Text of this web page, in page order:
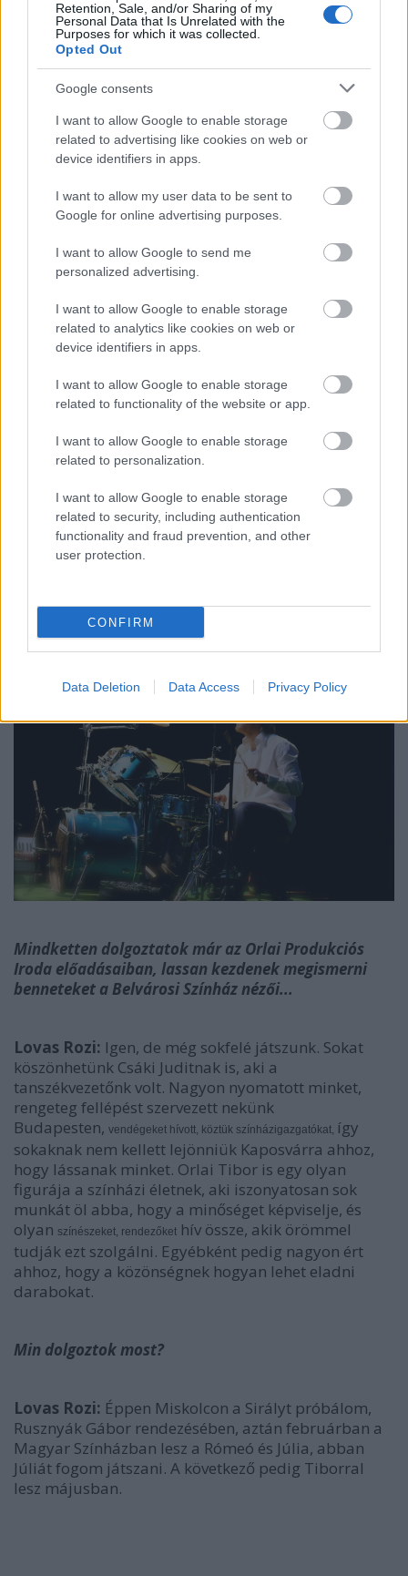
Retention, Sale, and/or Sharing of my
Personal Data that Is Unrelated with the
Purposes for which it was collected.
Opted Out
Google consents
I want to allow Google to enable storage
related to advertising like cookies on web or
device identifiers in apps.
I want to allow my user data to be sent to
Google for online advertising purposes.
I want to allow Google to send me
personalized advertising.
I want to allow Google to enable storage
related to analytics like cookies on web or
device identifiers in apps.
I want to allow Google to enable storage
related to functionality of the website or app.
I want to allow Google to enable storage
related to personalization.
I want to allow Google to enable storage
related to security, including authentication
functionality and fraud prevention, and other
user protection.
CONFIRM
Data Deletion Data Access Privacy Policy
Lábodi Ádám:Nagyon szerettük volna, ha ez az est
már januárban meg tud történni, de az
osztálytársak és a Belvárosi Színház is annyira
leterhelt, hogy csak március végére, 31-ére sikerült
maradt időnk arra, hogy a produkcióval
foglalkozzunk.
Mennyit fogtok alakítani rajta?
Lovas Rozi:Ahogy magunkat ismerem, biztos
kitalálunk valamit, biztos felfrissítjük a dolgot. Nem
az a cél, hogy mindent pontosan ugyanúgy
csináljunk, mint régen. A bemutató óta eltelt egy
csomó idő, és ha újra meghalljuk a zenéket, az új
ötletek maguktól fognak jönni. Változik a dalok
sorrendje is. Egy olyan estet szeretnénk összeállítani,
ami most érvényes, érdekes számunkra.
Lábodi Ádám:Már akkor, amikor bemutattuk az
Azóta az osztályból nagyon sokan foglalkozunk
aktívan zenével, tehát az elmúlt három évben
mindannyian fejlődtünk. Van egy saját zenekarunk,
amivel szoktunk koncertezni, és a próbák is jobban
Mindketten dolgoztatok már az Orlai Produkciós
Iroda előadásaiban, lassan kezdenek megismerni
benneteket a Belvárosi Színház nézői...
Lovas Rozi: Igen, de még sokfelé játszunk. Sokat
köszönhetünk Csáki Juditnak is, aki a
tanszékvezetőnk volt. Nagyon nyomatott minket,
rengeteg fellépést szervezett nekünk
Budapesten, vendégeket hívott, köztük színházigazgatókat, így
sokaknak nem kellett lejönniük Kaposvárra ahhoz,
hogy lássanak minket. Orlai Tibor is egy olyan
figurája a színházi életnek, aki iszonyatosan sok
munkát öl abba, hogy a minőséget képviselje, és
olyan színészeket, rendezőket hív össze, akik örömmel
tudják ezt szolgálni. Egyébként pedig nagyon ért
ahhoz, hogy a közönségnek hogyan lehet eladni
darabokat.
Min dolgoztok most?
Lovas Rozi: Éppen Miskolcon a Sirályt próbálom,
Rusznyák Gábor rendezésében, aztán februárban a
Magyar Színházban lesz a Rómeó és Júlia, abban
Júliát fogom játszani. A következő pedig Tiborral
lesz májusban.